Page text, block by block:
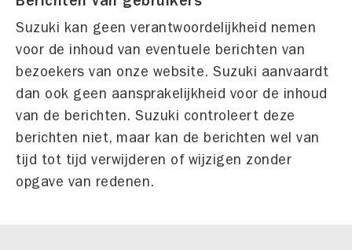
Suzuki kan geen verantwoordelijkheid nemen
voor de inhoud van eventuele berichten van
bezoekers van onze website. Suzuki aanvaardt
dan ook geen aansprakelijkheid voor de inhoud
van de berichten. Suzuki controleert deze
berichten niet, maar kan de berichten wel van
tijd tot tijd verwijderen of wijzigen zonder
opgave van redenen.